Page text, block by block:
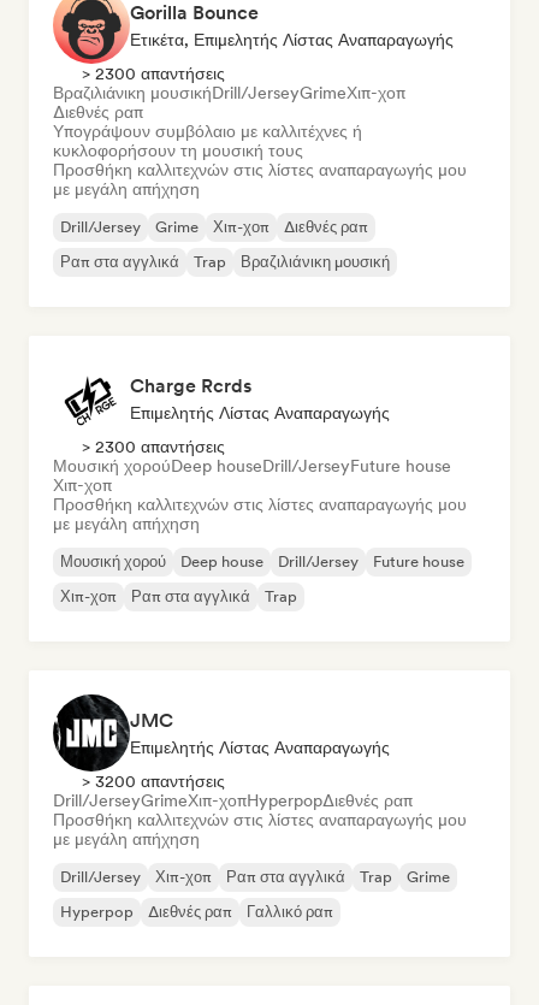
Gorilla Bounce
Ετικέτα, Επιμελητής Λίστας Αναπαραγωγής
> 2300 απαντήσεις
Βραζιλιάνικη μουσικήDrill/JerseyGrimeΧιπ-χοπ
Διεθνές ραπ
Υπογράψουν συμβόλαιο με καλλιτέχνες ή
κυκλοφορήσουν τη μουσική τους
Προσθήκη καλλιτεχνών στις λίστες αναπαραγωγής μου
με μεγάλη απήχηση
Drill/Jersey Grime Χιπ-χοπ
Διεθνές ραπ
Ραπ στα αγγλικά
Trap Βραζιλιάνικη μουσική
Charge Rcrds
Επιμελητής Λίστας Αναπαραγωγής
> 2300 απαντήσεις
Μουσική χορούDeep houseDrill/JerseyFuture house
Χιπ-χοπ
Προσθήκη καλλιτεχνών στις λίστες αναπαραγωγής μου
με μεγάλη απήχηση
Μουσική χορού Deep house Drill/Jersey
Future house
Χιπ-χοπ
Ραπ στα αγγλικά Trap
JMC
Επιμελητής Λίστας Αναπαραγωγής
> 3200 απαντήσεις
Drill/JerseyGrimeΧιπ-χοπHyperpopΔιεθνές ραπ
Προσθήκη καλλιτεχνών στις λίστες αναπαραγωγής μου
με μεγάλη απήχηση
Drill/Jersey Χιπ-χοπ Ραπ στα αγγλικά Trap
Grime
Hyperpop
Διεθνές ραπ Γαλλικό ραπ